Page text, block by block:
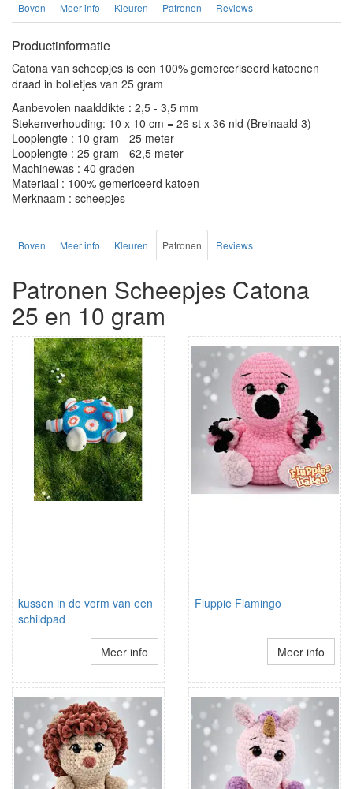
Boven Meer info Kleuren Patronen Reviews
Productinformatie
Catona van scheepjes is een 100% gemerceriseerd katoenen
draad in bolletjes van 25 gram
Aanbevolen naalddikte : 2,5 - 3,5 mm
Stekenverhouding: 10 x 10 cm = 26 st x 36 nld (Breinaald 3)
Looplengte : 10 gram - 25 meter
Looplengte : 25 gram - 62,5 meter
Machinewas : 40 graden
Materiaal : 100% gemericeerd katoen
Merknaam : scheepjes
Boven Meer info Kleuren Patronen Reviews
Patronen Scheepjes Catona
25 en 10 gram
kussen in de vorm van een
schildpad
Meer info
Fluppie Flamingo
Meer info